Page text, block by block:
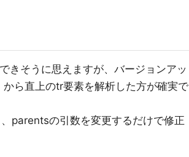
きそうに思えますが、バージョンアッ
ら直上のtr要素を解析した方が確実で
parentsの引数を変更するだけで修正